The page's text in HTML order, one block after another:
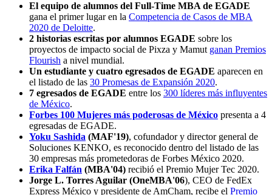
El equipo de alumnos del Full-Time MBA de EGADE
gana el primer lugar en la Competencia de Casos de MBA
2020 de Deloitte.
2 historias escritas por alumnos EGADE sobre los
proyectos de impacto social de Pixza y Mamut ganan Premios
Flourish a nivel mundial.
Un estudiante y cuatro egresados de EGADE aparecen en
el listado de las 30 Promesas de Expansión 2020.
7 egresados de EGADE entre los 300 líderes más influyentes
de México.
Forbes 100 Mujeres más poderosas de México presenta a 4
egresadas de EGADE.
Yoku Sashida (MAF'19), cofundador y director general de
Soluciones KENKO, es reconocido dentro del listado de las
30 empresas más prometedoras de Forbes México 2020.
Erika Falfán (MBA'04) recibió el Premio Mujer Tec 2020.
Jorge L. Torres Aguilar (OneMBA'06), CEO de FedEx
Express México y presidente de AmCham, recibe el Premio